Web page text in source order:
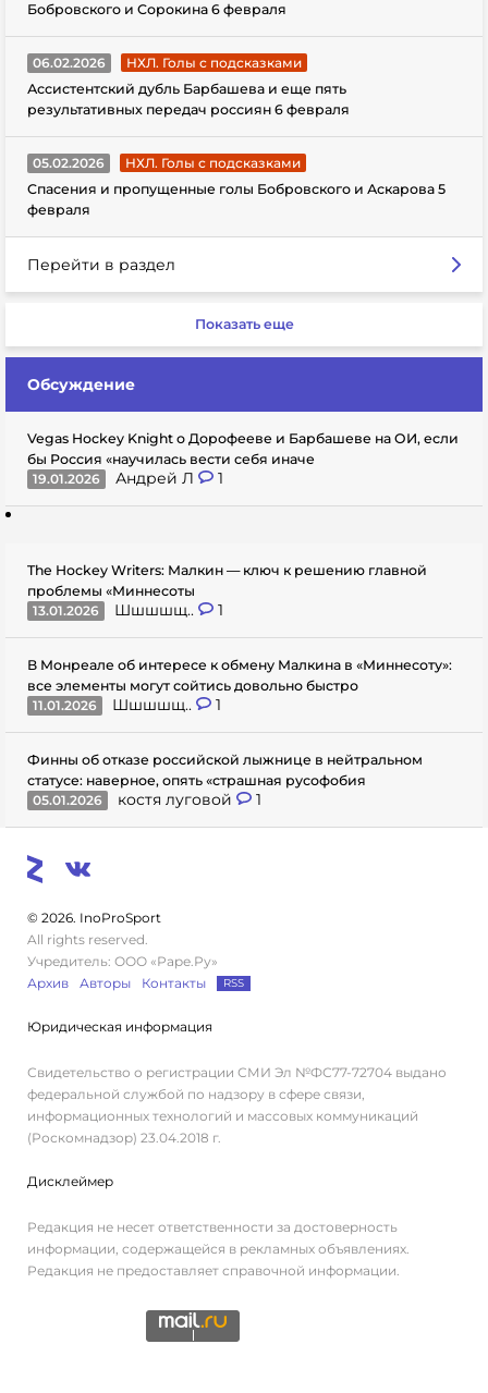
Бобровского и Сорокина 6 февраля
06.02.2026
НХЛ. Голы с подсказками
Ассистентский дубль Барбашева и еще пять
результативных передач россиян 6 февраля
05.02.2026
НХЛ. Голы с подсказками
Спасения и пропущенные голы Бобровского и Аскарова 5
февраля
Перейти в раздел
Показать еще
Обсуждение
Vegas Hockey Knight о Дорофееве и Барбашеве на ОИ, если
бы Россия «научилась вести себя иначе
19.01.2026
Андрей Л 1
The Hockey Writers: Малкин — ключ к решению главной
проблемы «Миннесоты
13.01.2026
Шшшшщ.. 1
В Монреале об интересе к обмену Малкина в «Миннесоту»:
все элементы могут сойтись довольно быстро
11.01.2026
Шшшшщ.. 1
Финны об отказе российской лыжнице в нейтральном
статусе: наверное, опять «страшная русофобия
05.01.2026
костя луговой 1
© 2026. InoProSport
All rights reserved.
Учредитель: ООО «Раре.Ру»
Архив
Авторы Контакты RSS
Юридическая информация
Свидетельство о регистрации СМИ Эл №ФС77-72704 выдано
федеральной службой по надзору в сфере связи,
информационных технологий и массовых коммуникаций
(Роскомнадзор) 23.04.2018 г.
Дисклеймер
Редакция не несет ответственности за достоверность
информации, содержащейся в рекламных объявлениях.
Редакция не предоставляет справочной информации.